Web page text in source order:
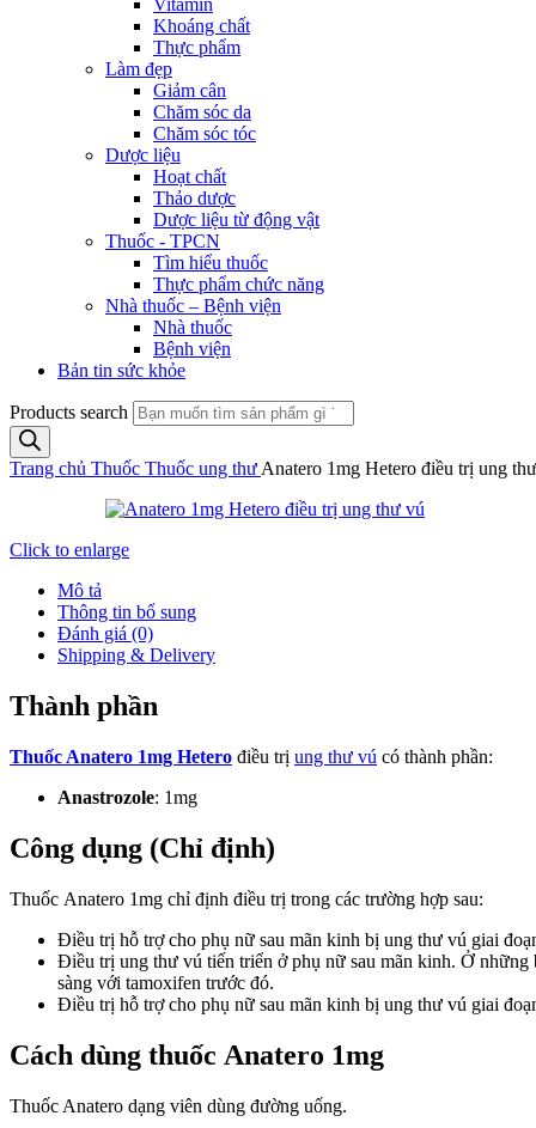
Vitamin
Khoáng chất
Thực phẩm
Làm đẹp
Giảm cân
Chăm sóc da
Chăm sóc tóc
Dược liệu
Hoạt chất
Thảo dược
Dược liệu từ động vật
Thuốc - TPCN
Tìm hiểu thuốc
Thực phẩm chức năng
Nhà thuốc – Bệnh viện
Nhà thuốc
Bệnh viện
Bản tin sức khỏe
Products search
Trang chủ Thuốc Thuốc ung thư Anatero 1mg Hetero điều trị ung
Click to enlarge
Mô tả
Thông tin bổ sung
Đánh giá (0)
Shipping & Delivery
Thành phần
Thuốc Anatero 1mg Hetero điều trị ung thư vú có thành phần:
Anastrozole: 1mg
Công dụng (Chỉ định)
Thuốc Anatero 1mg chỉ định điều trị trong các trường hợp sau:
Điều trị hỗ trợ cho phụ nữ sau mãn kinh bị ung thư vú giai
Điều trị ung thư vú tiến triển ở phụ nữ sau mãn kinh. Ở những
sàng với tamoxifen trước đó.
Điều trị hỗ trợ cho phụ nữ sau mãn kinh bị ung thư vú giai
Cách dùng thuốc Anatero 1mg
Thuốc Anatero dạng viên dùng đường uống.